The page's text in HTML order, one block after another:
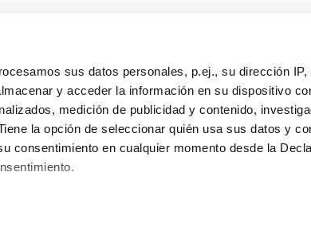
sus datos personales, p.ej., su dirección IP,
y acceder la información en su dispositivo
medición de publicidad y contenido,
la opción de seleccionar quién usa sus datos y
consentimiento en cualquier momento desde la